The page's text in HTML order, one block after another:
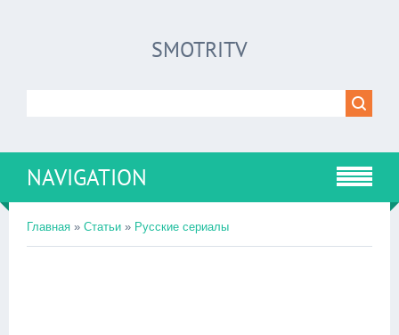
SMOTRITV
NAVIGATION
Главная » Статьи » Русские сериалы